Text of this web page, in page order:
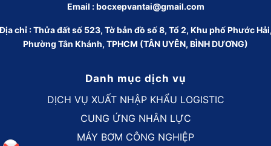
Email :bocxepvantai@gmail.com
chỉ : Thửa đất số 523, Tờ bản đồ số 8, Tổ 2, Khu phố Phước
Phường Tân Khánh, TPHCM (TÂN UYÊN, BÌNH DƯƠNG)
Danh mục dịch vụ
DỊCH VỤ XUẤT NHẬP KHẨU LOGISTIC
CUNG ỨNG NHÂN LỰC
MÁY BƠM CÔNG NGHIỆP